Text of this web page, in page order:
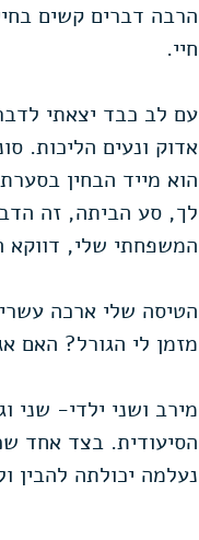
הרבה דברים קשים
חיי.
אדוק ונעים הליכות.
הוא מייד הבחין
לך, סע הביתה, זה
המשפחתי שלי, דווקא
הטיסה שלי ארכה
מזמן לי הגורל? האם
מירב ושני ילדי- שני
הסיעודית. בצד אחד
נעלמה יכולתה להבין